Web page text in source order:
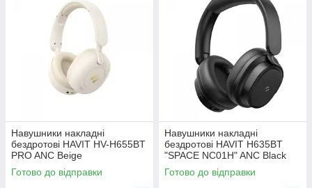
Навушники накладні
бездротові HAVIT HV-H655BT
PRO ANC Beige
Готово до відправки
Навушники накладні
бездротові HAVIT H635BT
"SPACE NC01H" ANC Black
Готово до відправки